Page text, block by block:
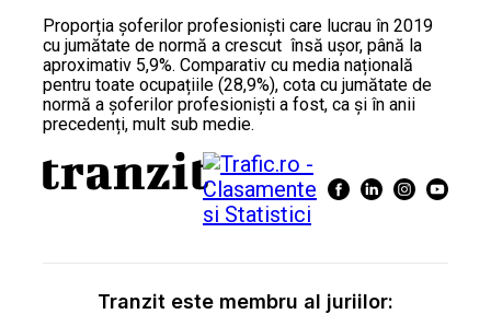
Proporția șoferilor profesioniști care lucrau în 2019
cu jumătate de normă a crescut însă ușor, până la
aproximativ 5,9%. Comparativ cu media națională
pentru toate ocupațiile (28,9%), cota cu jumătate de
normă a șoferilor profesioniști a fost, ca şi în anii
precedenți, mult sub medie.
Tranzit este membru al juriilor: